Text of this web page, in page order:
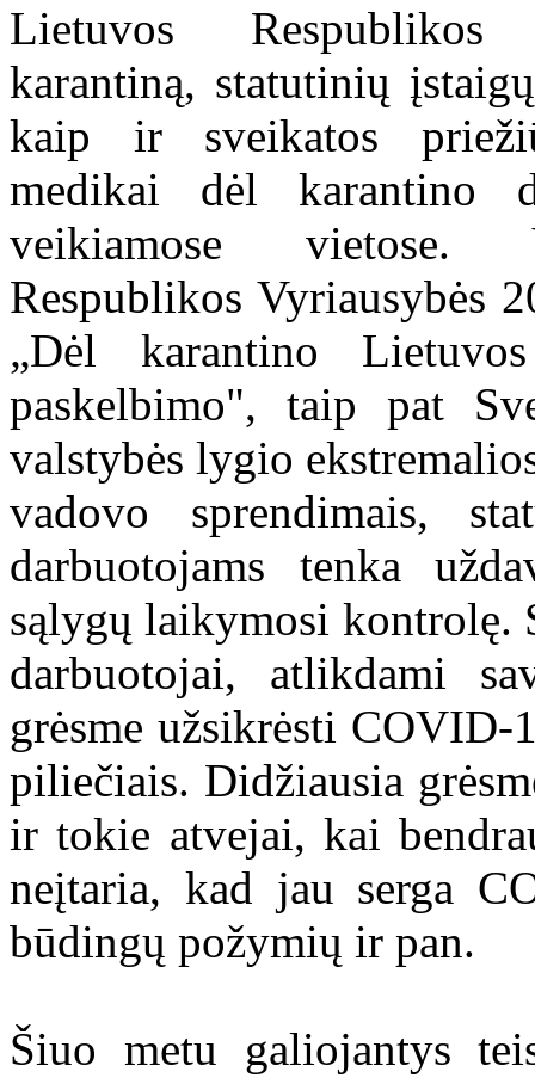
Lietuvos Respublikos
karantiną, statutinių
kaip ir sveikatos
medikai dėl karantino
veikiamose vietose.
Respublikos Vyriausybės
„Dėl karantino
paskelbimo", taip pat
valstybės lygio
vadovo sprendimais,
darbuotojams tenka
sąlygų laikymosi
darbuotojai, atlikdami
grėsme užsikrėsti COVID-
piliečiais. Didžiausia
ir tokie atvejai, kai
neįtaria, kad jau serga
būdingų požymių ir pan.
Šiuo metu galiojantys